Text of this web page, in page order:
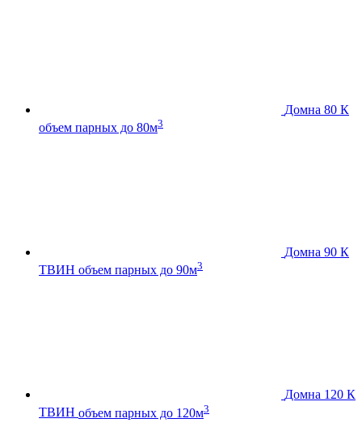
Домна 80 К
объем парных до 80м3
Домна 90 К
ТВИН объем парных до 90м3
Домна 120 К
ТВИН объем парных до 120м3